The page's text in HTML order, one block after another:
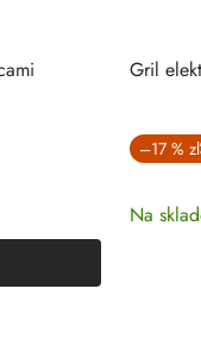
Gril
–17 %
Na